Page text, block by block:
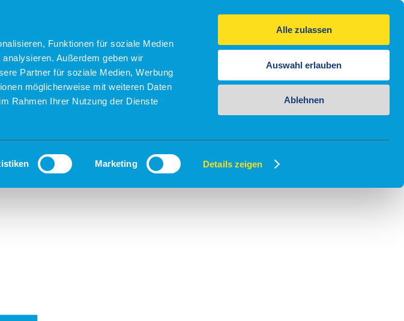
Funktionen für soziale Medien
Außerdem geben wir
Partner für soziale Medien, Werbung
möglicherweise mit weiteren Daten
Rahmen Ihrer Nutzung der Dienste
Marketing Details zeigen
Alle zulassen
Auswahl erlauben
Ablehnen